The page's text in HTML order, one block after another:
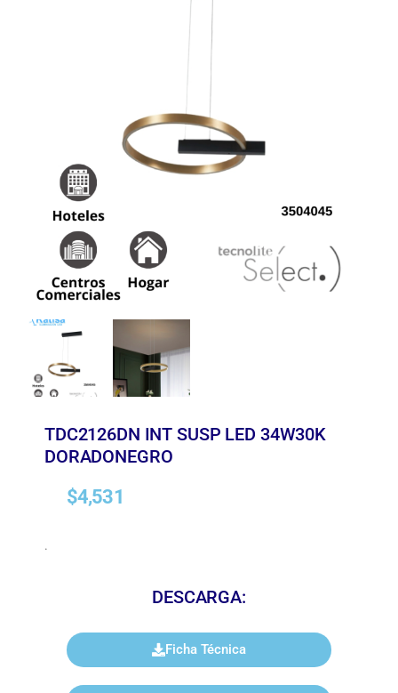
TDC2126DN INT SUSP LED 34W30K
DORADONEGRO
$4,531
.
DESCARGA:
Ficha Técnica